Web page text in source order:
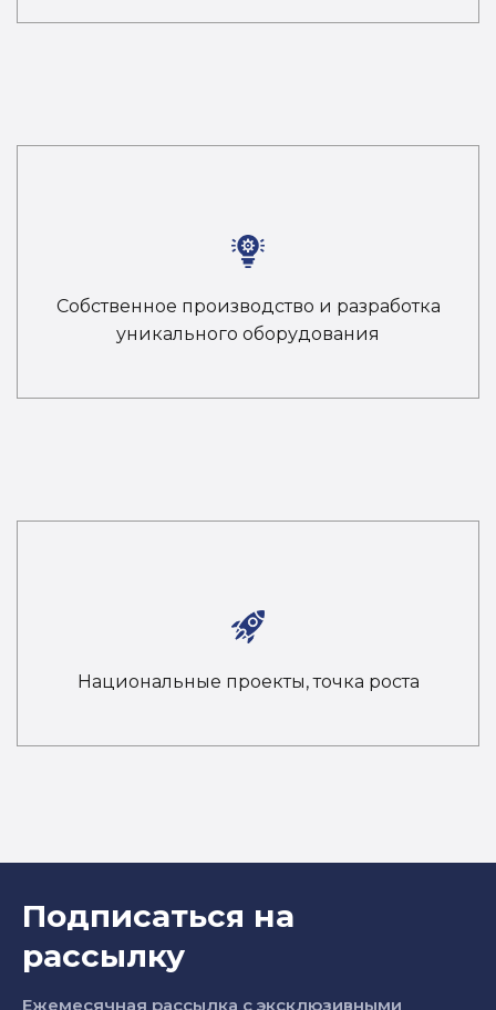
Собственное производство и разработка
уникального оборудования
Национальные проекты, точка роста
Подписаться на
рассылку
Ежемесячная рассылка с эксклюзивными